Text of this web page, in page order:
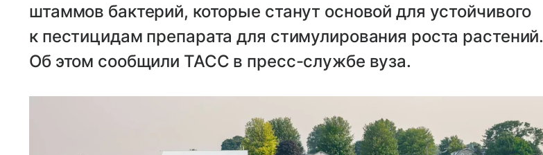
штаммов бактерий, которые станут основой для устойчивого
к пестицидам препарата для стимулирования роста растений.
Об этом сообщили ТАСС в пресс-службе вуза.